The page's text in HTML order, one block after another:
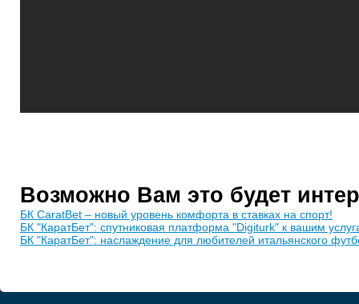
Возможно Вам это будет
БК CaratBet – новый уровень комфорта в ставках на спорт!
БК "КаратБет": спутниковая платформа "Digiturk" к вашим
БК "КаратБет": наслаждение для любителей итальянского